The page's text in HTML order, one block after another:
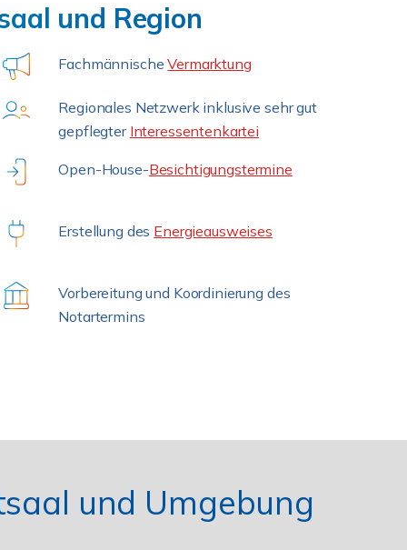
und Region
FachmännischeVermarktung
Regionales Netzwerk inklusive sehr gut
gepflegter Interessentenkartei
Open-House-Besichtigungstermine
Erstellung des Energieausweises
Vorbereitung und Koordinierung des
Notartermins
und Umgebung